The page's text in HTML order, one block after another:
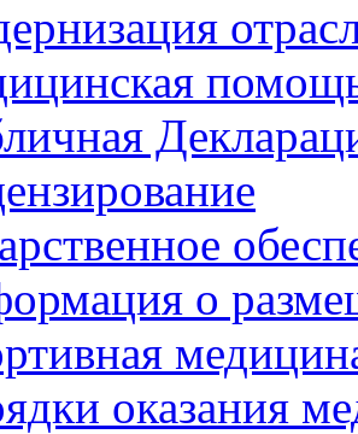
о
оказания